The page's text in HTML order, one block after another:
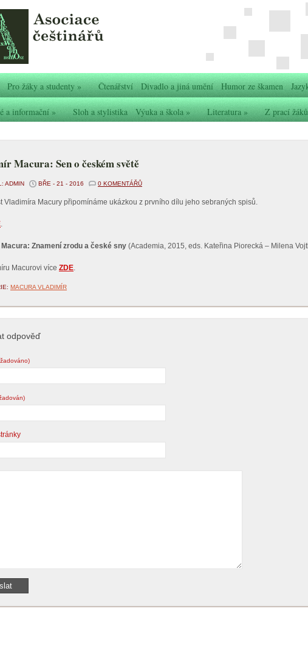
Pro žáky a studenty» Čtenářství Divadlo a jiná umění Humor ze škamen
a informační» Sloh a stylistika Výuka a škola» Literatura» Z prací
Macura: Sen o českém světě
ADMIN BŘE - 21 - 2016 0 KOMENTÁŘŮ
Vladimíra Macury připomínáme ukázkou z prvního dílu jeho sebraných spisů.
.
Znamení zrodu a české sny (Academia, 2015, eds. Kateřina Piorecká – Milena
Macurovi více ZDE.
MACURA VLADIMÍR
odpověď